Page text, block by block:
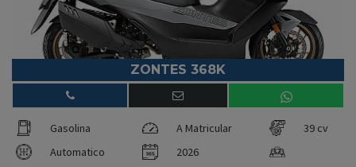
ZONTES 368K
Gasolina A Matricular
39 cv
Automatico
2026